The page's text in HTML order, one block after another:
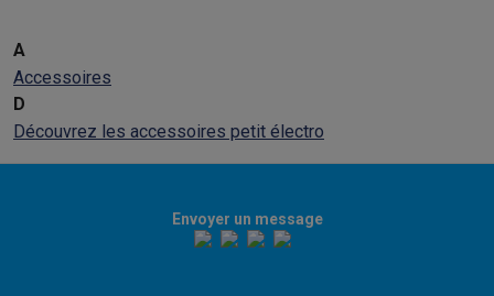
A
Accessoires
D
Découvrez les accessoires petit électro
Envoyer un message